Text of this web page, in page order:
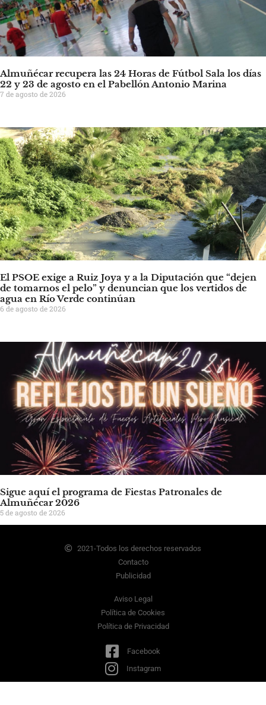
Almuñécar recupera las 24 Horas de Fútbol Sala los días
22 y 23 de agosto en el Pabellón Antonio Marina
7 de agosto de 2026
El PSOE exige a Ruiz Joya y a la Diputación que “dejen
de tomarnos el pelo” y denuncian que los vertidos de
agua en Río Verde continúan
6 de agosto de 2026
Sigue aquí el programa de Fiestas Patronales de
Almuñécar 2026
5 de agosto de 2026
2021-Todos los derechos reservados
Contacto
Publicidad
Aviso Legal
Política de Cookies
Política de Privacidad
Facebook
Instagram